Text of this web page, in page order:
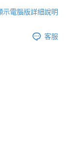
示電腦版詳細說明
客服